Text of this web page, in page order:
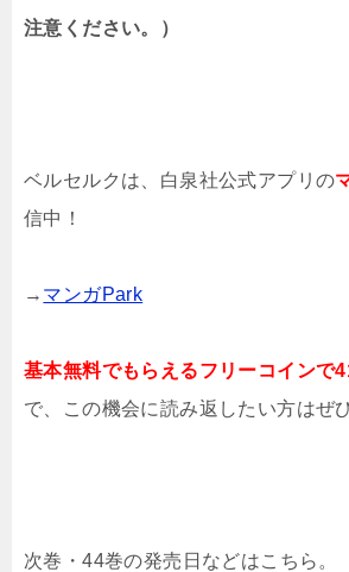
注意ください。）
ベルセルクは、白泉社公式アプリの
信中！
→ マンガPark
基本無料でもらえるフリーコインで
で、この機会に読み返したい方はぜ
次巻・44巻の発売日などはこちら。